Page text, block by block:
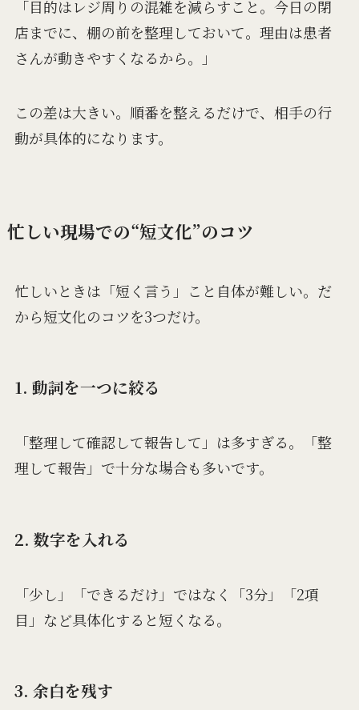
「目的はレジ周りの混雑を減らすこと。今日の閉
店までに、棚の前を整理しておいて。理由は患者
さんが動きやすくなるから。」
この差は大きい。順番を整えるだけで、相手の行
動が具体的になります。
忙しい現場での“短文化”のコツ
忙しいときは「短く言う」こと自体が難しい。だ
から短文化のコツを3つだけ。
1. 動詞を一つに絞る
「整理して確認して報告して」は多すぎる。「整
理して報告」で十分な場合も多いです。
2. 数字を入れる
「少し」「できるだけ」ではなく「3分」「2項
目」など具体化すると短くなる。
3. 余白を残す